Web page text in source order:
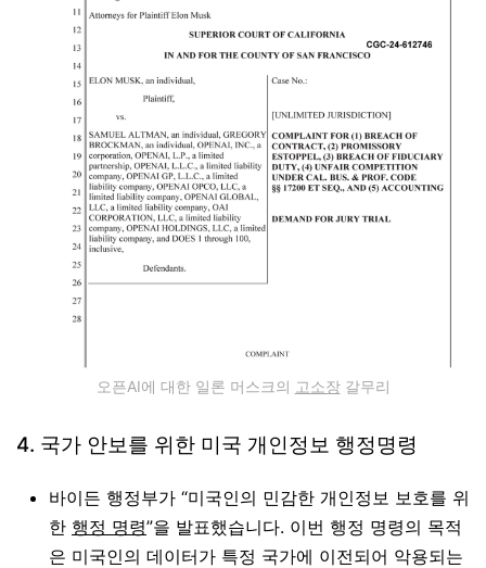
오픈AI에 대한 일론 머스크의 고소장갈무리
4. 국가 안보를 위한 미국 개인정보 행정명령
바이든 행정부가 “미국인의 민감한 개인정보 보호를 위
한 행정 명령”을 발표했습니다. 이번 행정 명령의 목적
은 미국인의 데이터가 특정 국가에 이전되어 악용되는